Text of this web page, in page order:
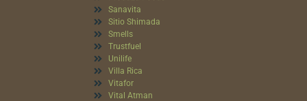
Sanavita
Sitio Shimada
Smells
Trustfuel
Unilife
Villa Rica
Vitafor
Vital Atman